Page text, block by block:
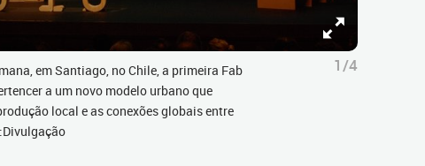
em Santiago, no Chile, a primeira Fab
a um novo modelo urbano que
local e as conexões globais entre
1/4